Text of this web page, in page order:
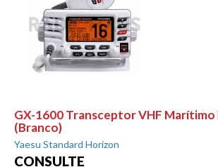
GX-1600 Transceptor VHF
(Branco)
Yaesu Standard Horizon
CONSULTE